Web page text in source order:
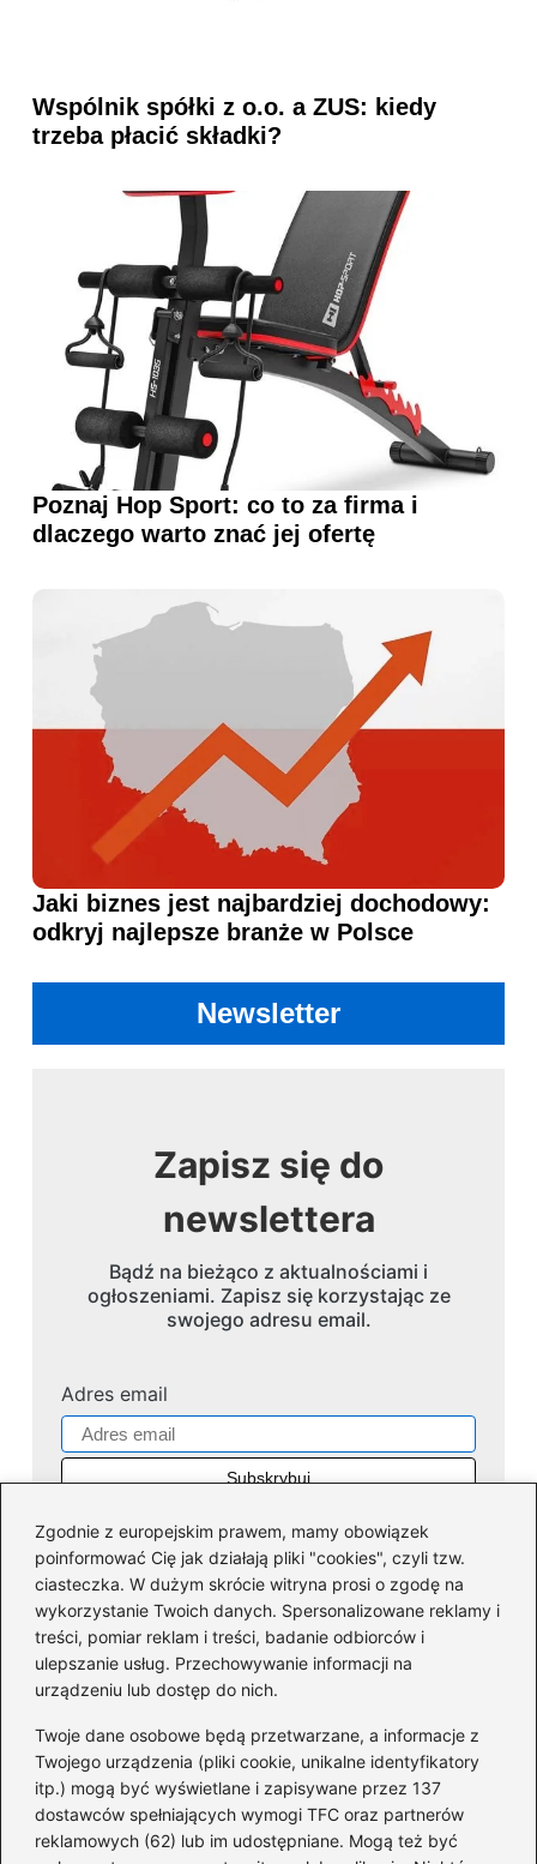
Zgodnie z europejskim prawem, mamy obowiązek
poinformować Cię jak działają pliki "cookies", czyli tzw.
ciasteczka. W dużym skrócie witryna prosi o zgodę na
wykorzystanie Twoich danych. Spersonalizowane reklamy i
treści, pomiar reklam i treści, badanie odbiorców i
ulepszanie usług. Przechowywanie informacji na
urządzeniu lub dostęp do nich.
Twoje dane osobowe będą przetwarzane, a informacje z
Twojego urządzenia (pliki cookie, unikalne identyfikatory
itp.) mogą być wyświetlane i zapisywane przez 137
dostawców spełniających wymogi TFC oraz partnerów
reklamowych (62) lub im udostępniane. Mogą też być
Wspólnik spółki z o.o. a ZUS: kiedy
trzeba płacić składki?
Poznaj Hop Sport: co to za firma i
dlaczego warto znać jej ofertę
Jaki biznes jest najbardziej dochodowy:
odkryj najlepsze branże w Polsce
Newsletter
Zapisz się do
newslettera
Bądź na bieżąco z aktualnościami i
ogłoszeniami. Zapisz się korzystając ze
swojego adresu email.
Adres email
Kategorie
Dofinansowania(36)
Firmy (45)
Giełda(40)
Inwestycje(43)
KRS(10)
Pożyczki